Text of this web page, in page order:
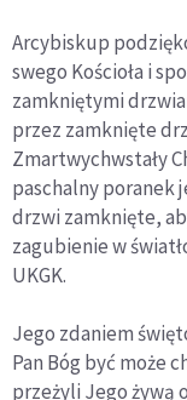
Arcybiskup
swego Kościoła i
zamkniętymi
przez zamknięte
Zmartwychwstały
paschalny poranek
drzwi zamknięte,
zagubienie w
UKGK.
Jego zdaniem
Pan Bóg być może
przeżyli Jego żywą